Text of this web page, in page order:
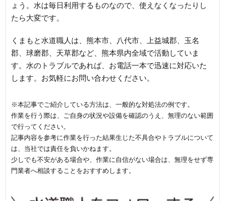
ょう。水は毎日利用するものなので、使えなくなったりし
たら大変です。
くまもと水道職人は、熊本市、八代市、上益城郡、玉名
郡、球磨郡、天草郡など、熊本県内全域で活動していま
す。水のトラブルであれば、お電話一本で迅速に対応いた
します。お気軽にお問い合わせください。
※本記事でご紹介している方法は、一般的な対処法の例です。
作業を行う際は、ご自身の状況や設備を確認のうえ、無理のない範囲
で行ってください。
記事内容を参考に作業を行った結果生じた不具合やトラブルについて
は、当社では責任を負いかねます。
少しでも不安がある場合や、作業に自信がない場合は、無理をせず専
門業者へ相談することをおすすめします。